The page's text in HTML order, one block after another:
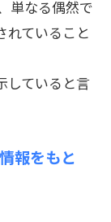
単なる偶然で
れていること
していると言
報をもと